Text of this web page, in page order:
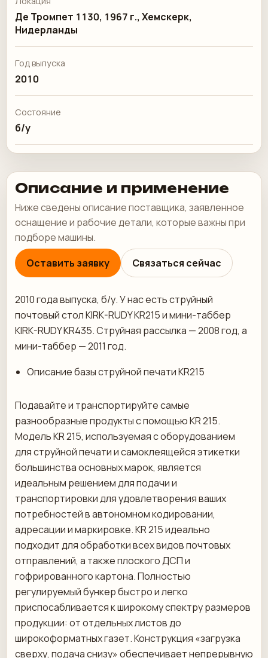
Де Тромпет 1130, 1967 г., Хемскерк,
Нидерланды
Год выпуска
2010
Состояние
б/у
Описание и применение
Ниже сведены описание поставщика, заявленное
оснащение и рабочие детали, которые важны при
подборе машины.
Оставить заявку
Связаться сейчас
2010 года выпуска, б/у. У нас есть струйный
почтовый стол KIRK-RUDY KR215 и мини-таббер
KIRK-RUDY KR435. Струйная рассылка — 2008 год, а
мини-таббер — 2011 год.
Описание базы струйной печати KR215
Подавайте и транспортируйте самые
разнообразные продукты с помощью KR 215.
Модель KR 215, используемая с оборудованием
для струйной печати и самоклеящейся этикетки
большинства основных марок, является
идеальным решением для подачи и
транспортировки для удовлетворения ваших
потребностей в автономном кодировании,
адресации и маркировке. KR 215 идеально
подходит для обработки всех видов почтовых
отправлений, а также плоского ДСП и
гофрированного картона. Полностью
регулируемый бункер быстро и легко
приспосабливается к широкому спектру размеров
продукции: от отдельных листов до
широкоформатных газет. Конструкция «загрузка
сверху, подача снизу» обеспечивает непрерывную